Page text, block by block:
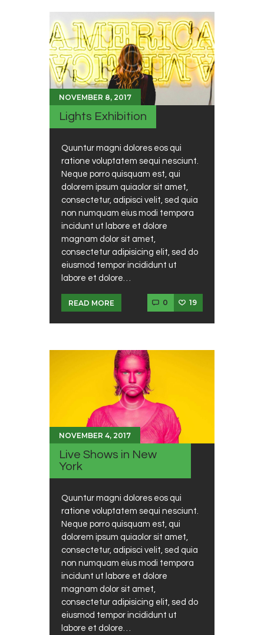
NOVEMBER 8, 2017
Lights Exhibition
Quuntur magni dolores eos qui
ratione voluptatem sequi nesciunt.
Neque porro quisquam est, qui
dolorem ipsum quiaolor sit amet,
consectetur, adipisci velit, sed quia
non numquam eius modi tempora
incidunt ut labore et dolore
magnam dolor sit amet,
consectetur adipisicing elit, sed do
eiusmod tempor incididunt ut
labore et dolore…
READ MORE 0 19
NOVEMBER 4, 2017
Live Shows in New
York
Quuntur magni dolores eos qui
ratione voluptatem sequi nesciunt.
Neque porro quisquam est, qui
dolorem ipsum quiaolor sit amet,
consectetur, adipisci velit, sed quia
non numquam eius modi tempora
incidunt ut labore et dolore
magnam dolor sit amet,
consectetur adipisicing elit, sed do
eiusmod tempor incididunt ut
labore et dolore…